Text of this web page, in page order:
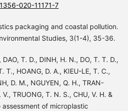
020-11171-7
packaging and coastal pollution.
Studies, 3(1-4), 35-36.
DAO, T. D., DINH, H. N., DO, T. T. D.,
T., HOANG, D. A., KIEU-LE, T. C.,
D. M., NGUYEN, Q. H., TRAN-
V., TRUONG, T. N. S., CHU, V. H. &
assessment of microplastic